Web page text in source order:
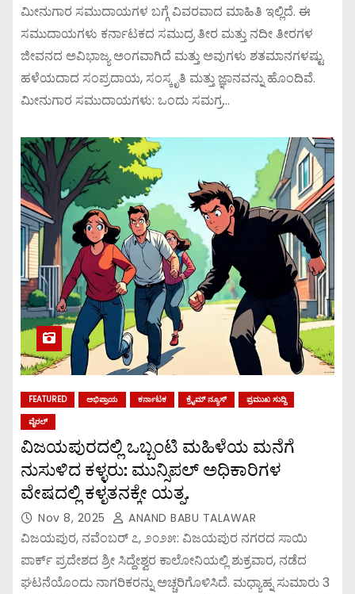
ಮೀನುಗಾರ ಸಮುದಾಯಗಳ ಬಗ್ಗೆ ವಿವರವಾದ ಮಾಹಿತಿ ಇಲ್ಲಿದೆ. ಈ
ಸಮುದಾಯಗಳು ಕರ್ನಾಟಕದ ಸಮುದ್ರ ತೀರ ಮತ್ತು ನದೀ ತೀರಗಳ
ಜೀವನದ ಅವಿಭಾಜ್ಯ ಅಂಗವಾಗಿದೆ ಮತ್ತು ಅವುಗಳು ಶತಮಾನಗಳಷ್ಟು
ಹಳೆಯದಾದ ಸಂಪ್ರದಾಯ, ಸಂಸ್ಕೃತಿ ಮತ್ತು ಜ್ಞಾನವನ್ನು ಹೊಂದಿವೆ.
ಮೀನುಗಾರ ಸಮುದಾಯಗಳು: ಒಂದು ಸಮಗ್ರ…
FEATURED ಅಭಿಪ್ರಾಯ ಕರ್ನಾಟಕ ಕ್ರೈಮ್ ನ್ಯೂಸ್
ಪ್ರಮುಖ ಸುದ್ದಿ
ವೈರಲ್
ವಿಜಯಪುರದಲ್ಲಿ ಒಬ್ಬಂಟಿ ಮಹಿಳೆಯ ಮನೆಗೆ
ನುಸುಳಿದ ಕಳ್ಳರು: ಮುನ್ಸಿಪಲ್ ಅಧಿಕಾರಿಗಳ
ವೇಷದಲ್ಲಿ ಕಳ್ಳತನಕ್ಕೇ ಯತ್ನ.
Nov 8, 2025 ANAND BABU TALAWAR
ವಿಜಯಪುರ, ನವೆಂಬರ್ ೭, ೨೦೨೫: ವಿಜಯಪುರ ನಗರದ ಸಾಯಿ
ಪಾರ್ಕ್ ಪ್ರದೇಶದ ಶ್ರೀ ಸಿದ್ದೇಶ್ವರ ಕಾಲೋನಿಯಲ್ಲಿ ಶುಕ್ರವಾರ, ನಡೆದ
ಘಟನೆಯೊಂದು ನಾಗರಿಕರನ್ನು ಅಚ್ಚರಿಗೊಳಿಸಿದೆ. ಮಧ್ಯಾಹ್ನ ಸುಮಾರು 3